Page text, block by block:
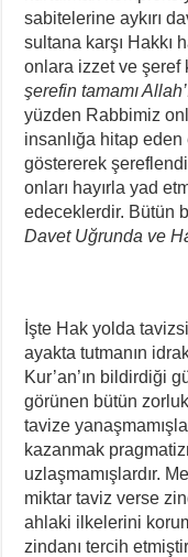
sabitelerine aykırı
sultana karşı Hakkı
onlara izzet ve şeref
şerefin tamamı
yüzden Rabbimiz
insanlığa hitap
göstererek
onları hayırla yad
edeceklerdir. Bütün
Davet Uğrunda ve
İşte Hak yolda
ayakta tutmanın
Kur’an’ın bildirdiği
görünen bütün
tavize
kazanmak
uzlaşmamışlardır.
miktar taviz verse
ahlaki ilkelerini
zindanı tercih